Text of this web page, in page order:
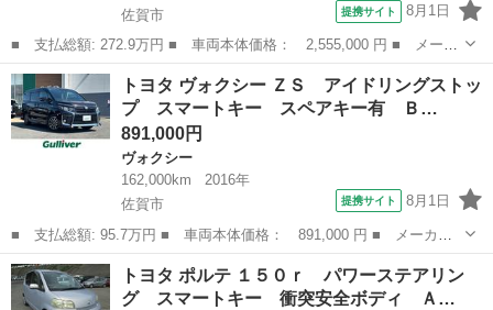
佐賀市
提携サイト 8月1日
■ 支払総額: 272.9万円 ■ 車両本体価格： 2,555,000 円 ■ メーカ
ー名： トヨタ ■ 車種名： ハリアー ■ グレード名： Ｓ 禁煙
車 純正８型ＤＡ バックカメラ 衝突被害軽減システム レーダー
クルーズ...
佐賀 佐賀市 ハリアー
トヨタ ヴォクシー ＺＳ アイドリングストッ
プ スマートキー スペアキー有 Ｂ…
891,000円
ヴォクシー
162,000km
2016年
佐賀市
提携サイト 8月1日
■ 支払総額: 95.7万円 ■ 車両本体価格： 891,000 円 ■ メーカー
名： トヨタ ■ 車種名： ヴォクシー ■ グレード名： ＺＳ ア
イドリングストップ スマートキー スペアキー有 Ｂｌｕｅｔｏｏ
ｔｈ接続 Ｃ...
佐賀 佐賀市 ヴォクシー
トヨタ ポルテ １５０ｒ パワーステアリン
グ スマートキー 衝突安全ボディ Ａ…